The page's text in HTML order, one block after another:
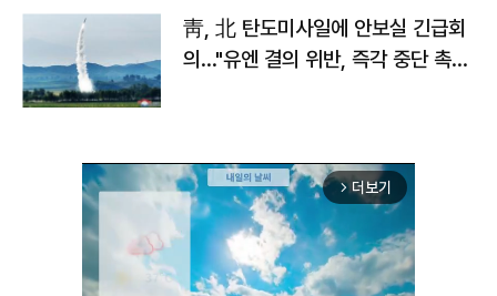
靑, 北 탄도미사일에 안보실 긴급회
의…"유엔 결의 위반, 즉각 중단 촉
arrow_forward_ios 더보기